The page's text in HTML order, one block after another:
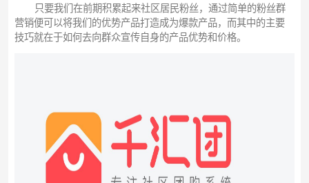
只要我们在前期积累起来社区居民粉丝，通过简单的粉丝群
营销便可以将我们的优势产品打造成为爆款产品，而其中的主要
技巧就在于如何去向群众宣传自身的产品优势和价格。